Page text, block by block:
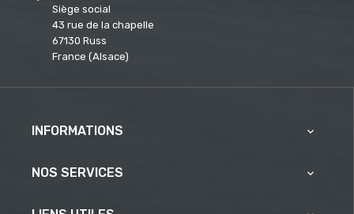
Siège social
43 rue de la chapelle
67130 Russ
France (Alsace)
INFORMATIONS 
NOS SERVICES 